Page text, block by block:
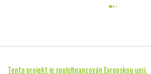
Tento projekt je spolufinancován Evropskou unií.